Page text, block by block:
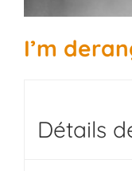
I’m
Détails